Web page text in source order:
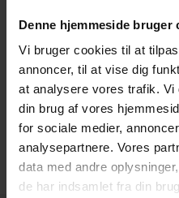
Denne hjemmeside bruger
Vi bruger cookies til at
annoncer, til at vise dig
at analysere vores trafik. Vi
din brug af vores
for sociale medier,
analysepartnere. Vores
data med andre
de har indsamlet fra din
Læs mere om
11 apr 2016